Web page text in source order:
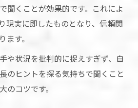
聞くことが効果的です。これによ
現実に即したものとなり、信頼関
ます。
や状況を批判的に捉えすぎず、自
のヒントを探る気持ちで聞くこと
のコツです。